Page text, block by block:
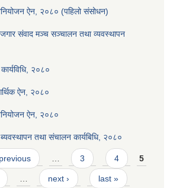
ऐन, २०८० (पहिलो संसोधन)
संवाद मञ्च सञ्चालन तथा व्यवस्थापन
२०८०
ऐन, २०८०
ऐन, २०८०
तथा संचालन कार्यबिधि, २०८०
3 4 5
next › last »